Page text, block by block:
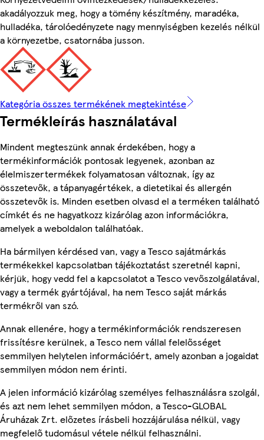
akadályozzuk meg, hogy a tömény készítmény, maradéka,
hulladéka, tárolóedényzete nagy mennyiségben kezelés nélkül
a környezetbe, csatornába jusson.
Kategória összes termékének megtekintése
Termékleírás használatával
Mindent megteszünk annak érdekében, hogy a
termékinformációk pontosak legyenek, azonban az
élelmiszertermékek folyamatosan változnak, így az
összetevők, a tápanyagértékek, a dietetikai és allergén
összetevők is. Minden esetben olvasd el a terméken található
címkét és ne hagyatkozz kizárólag azon információkra,
amelyek a weboldalon találhatóak.
Ha bármilyen kérdésed van, vagy a Tesco sajátmárkás
termékekkel kapcsolatban tájékoztatást szeretnél kapni,
kérjük, hogy vedd fel a kapcsolatot a Tesco vevőszolgálatával,
vagy a termék gyártójával, ha nem Tesco saját márkás
termékről van szó.
Annak ellenére, hogy a termékinformációk rendszeresen
frissítésre kerülnek, a Tesco nem vállal felelősséget
semmilyen helytelen információért, amely azonban a jogaidat
semmilyen módon nem érinti.
A jelen információ kizárólag személyes felhasználásra szolgál,
és azt nem lehet semmilyen módon, a Tesco-GLOBAL
Áruházak Zrt. előzetes írásbeli hozzájárulása nélkül, vagy
megfelelő tudomásul vétele nélkül felhasználni.